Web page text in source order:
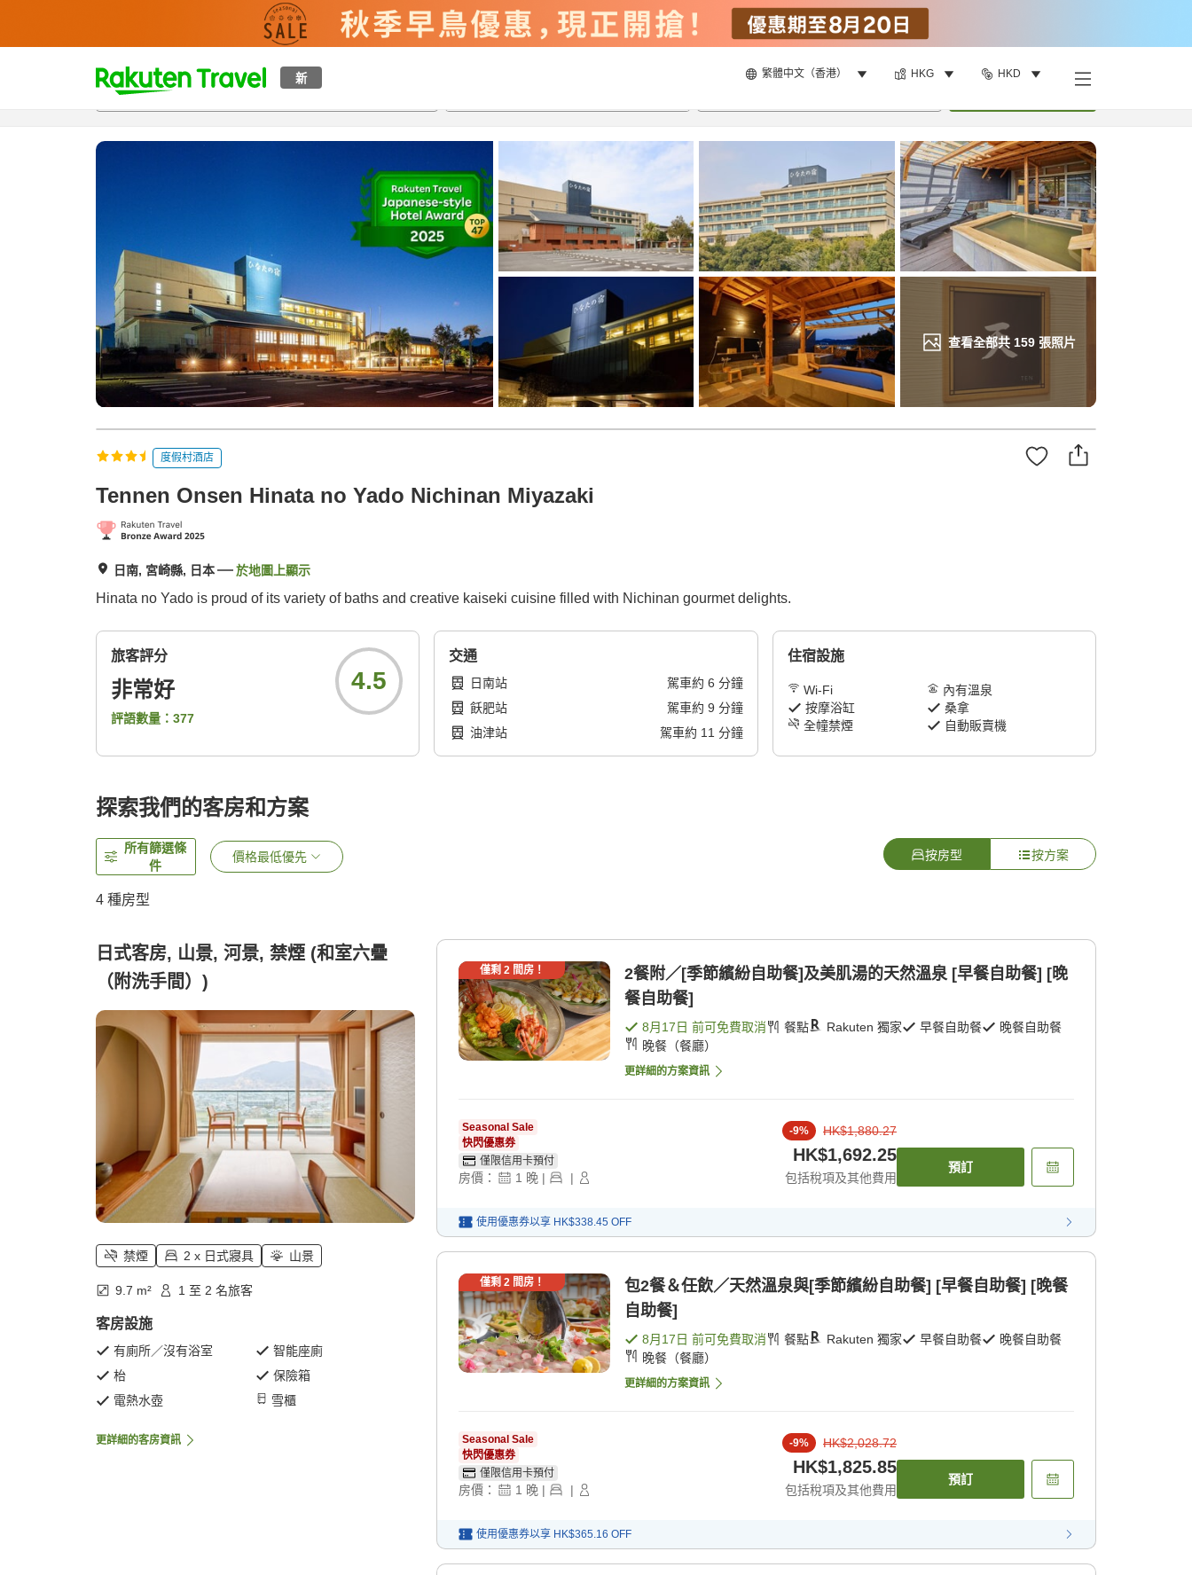
新 繁體中文（香港） HKG HKD
t
p
a
查看全部共 159張照片
概覽房間及住宿方案 評價設施
度假村酒店
Tennen Onsen Hinata no Yado Nichinan Miyazaki
日南, 宮崎縣, 日本 於地圖上顯示
Hinata no Yado is proud of its variety of baths and creative kaiseki cuisine filled with Nichinan gourmet delights.
旅客評分
非常好
評語數量： 377
4.5
交通
日南站 駕車約 6 分鐘
飫肥站
駕車約 9 分鐘
油津站
駕車約 11 分鐘
住宿設施
Wi-Fi
內有溫泉
按摩浴缸
桑拿
全幢禁煙
自動販賣機
探索我們的客房和方案
所有篩選條
件
價格最低優先 按房型 按方案
4 種房型
日式客房, 山景, 河景, 禁煙 (和室六疊
（附洗手間）)
禁煙 2 x 日式寢具 山景
9.7 m² 1 至 2 名旅客
客房設施
有廁所／沒有浴室
智能座廁
枱
保險箱
電熱水壺
雪櫃
更詳細的客房資訊
僅剩 2間房！
2餐附／[季節繽紛自助餐]及美肌湯的天然溫泉 [早餐自助餐] [晚
餐自助餐]
8月17日 前可免費取消 餐點 Rakuten 獨家 早餐自助餐
晚餐自助餐
晚餐（餐廳）
更詳細的方案資訊
Seasonal Sale
快閃優惠券
僅限信用卡預付
房價： 1 晚 | |
-9% HK$1,880.27
HK$1,692.25
包括稅項及其他費用
預訂
使用優惠券以享 HK$338.45 OFF
僅剩 2間房！
包2餐＆任飲／天然溫泉與[季節繽紛自助餐] [早餐自助餐] [晚餐
自助餐]
8月17日 前可免費取消 餐點 Rakuten 獨家 早餐自助餐
晚餐自助餐
晚餐（餐廳）
更詳細的方案資訊
Seasonal Sale
快閃優惠券
僅限信用卡預付
房價： 1 晚 | |
-9% HK$2,028.72
HK$1,825.85
包括稅項及其他費用
預訂
使用優惠券以享 HK$365.16 OFF